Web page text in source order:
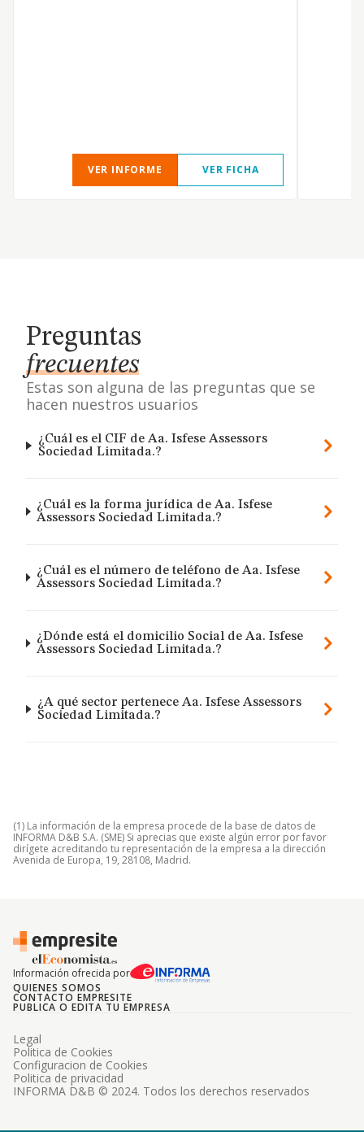
VER INFORME VER FICHA
Preguntas
frecuentes
Estas son alguna de las preguntas que se
hacen nuestros usuarios
¿Cuál es el CIF de Aa. Isfese Assessors
Sociedad Limitada.?
¿Cuál es la forma jurídica de Aa. Isfese
Assessors Sociedad Limitada.?
¿Cuál es el número de teléfono de Aa. Isfese
Assessors Sociedad Limitada.?
¿Dónde está el domicilio Social de Aa. Isfese
Assessors Sociedad Limitada.?
¿A qué sector pertenece Aa. Isfese Assessors
Sociedad Limitada.?
(1) La información de la empresa procede de la base de datos de
INFORMA D&B S.A. (SME) Si aprecias que existe algún error por favor
dirígete acreditando tu representación de la empresa a la dirección
Avenida de Europa, 19, 28108, Madrid.
Información ofrecida por
QUIENES SOMOS
CONTACTO EMPRESITE
PUBLICA O EDITA TU EMPRESA
INFORMA D&B © 2024. Todos los derechos reservados
Legal
Politica de Cookies
Configuracion de Cookies
Politica de privacidad